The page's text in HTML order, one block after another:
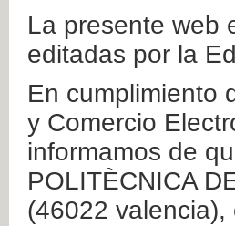
La presente web
editadas por la
En cumplimiento
y Comercio
informamos de
POLITÈCNICA
(46022 valencia),